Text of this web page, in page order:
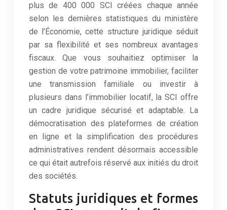
plus de 400 000 SCI créées chaque année
selon les dernières statistiques du ministère
de l’Économie, cette structure juridique séduit
par sa flexibilité et ses nombreux avantages
fiscaux. Que vous souhaitiez optimiser la
gestion de votre patrimoine immobilier, faciliter
une transmission familiale ou investir à
plusieurs dans l’immobilier locatif, la SCI offre
un cadre juridique sécurisé et adaptable. La
démocratisation des plateformes de création
en ligne et la simplification des procédures
administratives rendent désormais accessible
ce qui était autrefois réservé aux initiés du droit
des sociétés.
Statuts juridiques et formes